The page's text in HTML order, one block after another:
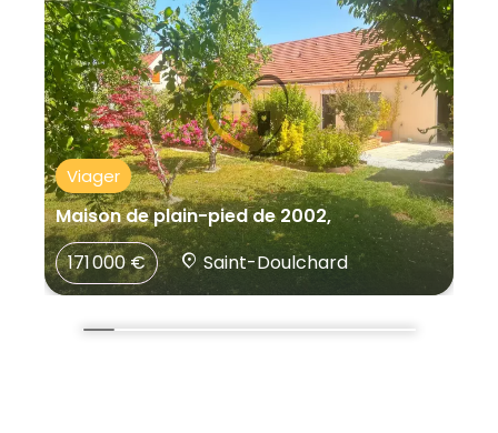
Viager
Maison de plain-pied de 2002,
171 000 €
Saint-Doulchard